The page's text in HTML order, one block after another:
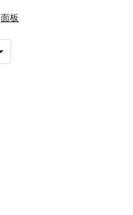
面板